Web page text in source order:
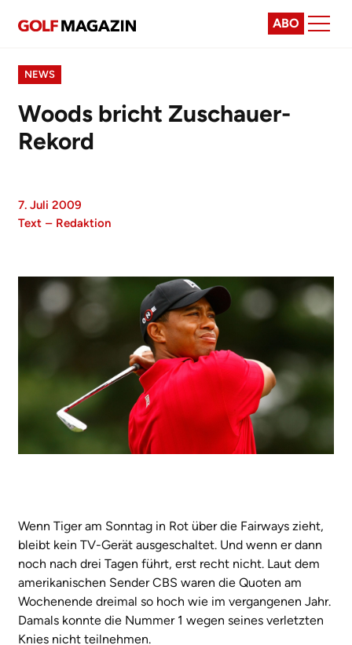
ABO
NEWS
Woods bricht Zuschauer-
Rekord
7. Juli 2009
Text – Redaktion
Wenn Tiger am Sonntag in Rot über die Fairways zieht,
bleibt kein TV-Gerät ausgeschaltet. Und wenn er dann
noch nach drei Tagen führt, erst recht nicht. Laut dem
amerikanischen Sender CBS waren die Quoten am
Wochenende dreimal so hoch wie im vergangenen Jahr.
Damals konnte die Nummer 1 wegen seines verletzten
Knies nicht teilnehmen.